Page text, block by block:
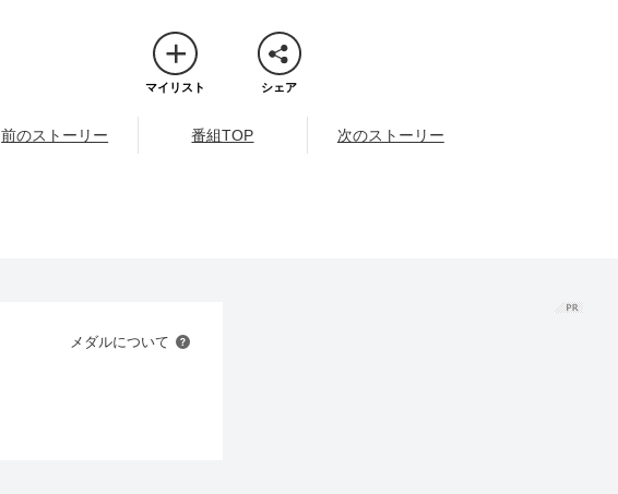
マイリスト シェア
前のストーリー 番組TOP 次のストーリー
メダルについて